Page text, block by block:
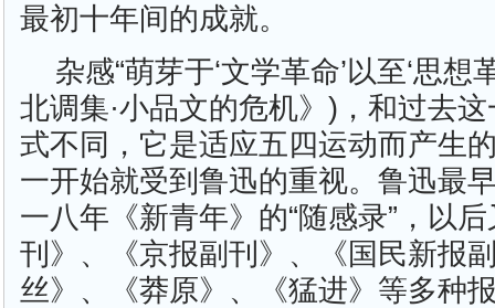
最初十年间的成就。
杂感“萌芽于‘文学革命’以至‘思想
北调集·小品文的危机》)，和过去
式不同，它是适应五四运动而产生
一开始就受到鲁迅的重视。鲁迅最
一八年《新青年》的“随感录”，以
刊》、《京报副刊》、《国民新报
丝》、《莽原》、《猛进》等多种